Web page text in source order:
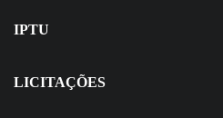
IPTU
LICITAÇÕES